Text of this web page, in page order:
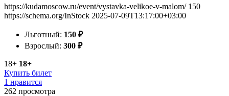
https://kudamoscow.ru/event/vystavka-velikoe-v-malom/ 150
https://schema.org/InStock 2025-07-09T13:17:00+03:00
Льготный: 150 ₽
Взрослый: 300 ₽
18+ 18+
Купить билет
1 нравится
262 просмотра